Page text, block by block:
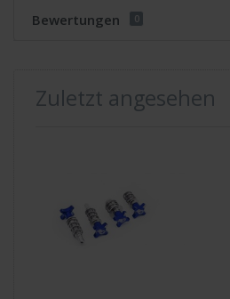
Bewertungen 0
Zuletzt angesehen